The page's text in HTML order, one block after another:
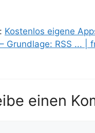
Kostenlos eigene
Grundlage: RSS ... |
einen